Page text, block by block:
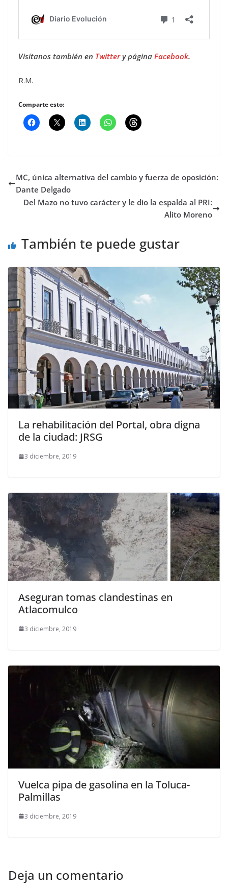
Visítanos también en Twittery página Facebook.
R.M.
Comparte esto:
MC, única alternativa del cambio y fuerza de oposición:
Dante Delgado
Del Mazo no tuvo carácter y le dio la espalda al PRI:
Alito Moreno
También te puede gustar
La rehabilitación del Portal, obra digna
de la ciudad: JRSG
3 diciembre, 2019
Aseguran tomas clandestinas en
Atlacomulco
3 diciembre, 2019
Vuelca pipa de gasolina en la Toluca-
Palmillas
3 diciembre, 2019
Deja un comentario